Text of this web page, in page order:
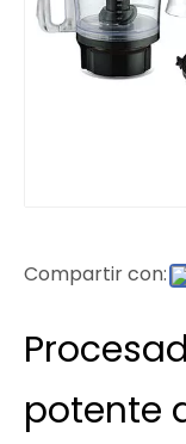
Compartir con:
potente